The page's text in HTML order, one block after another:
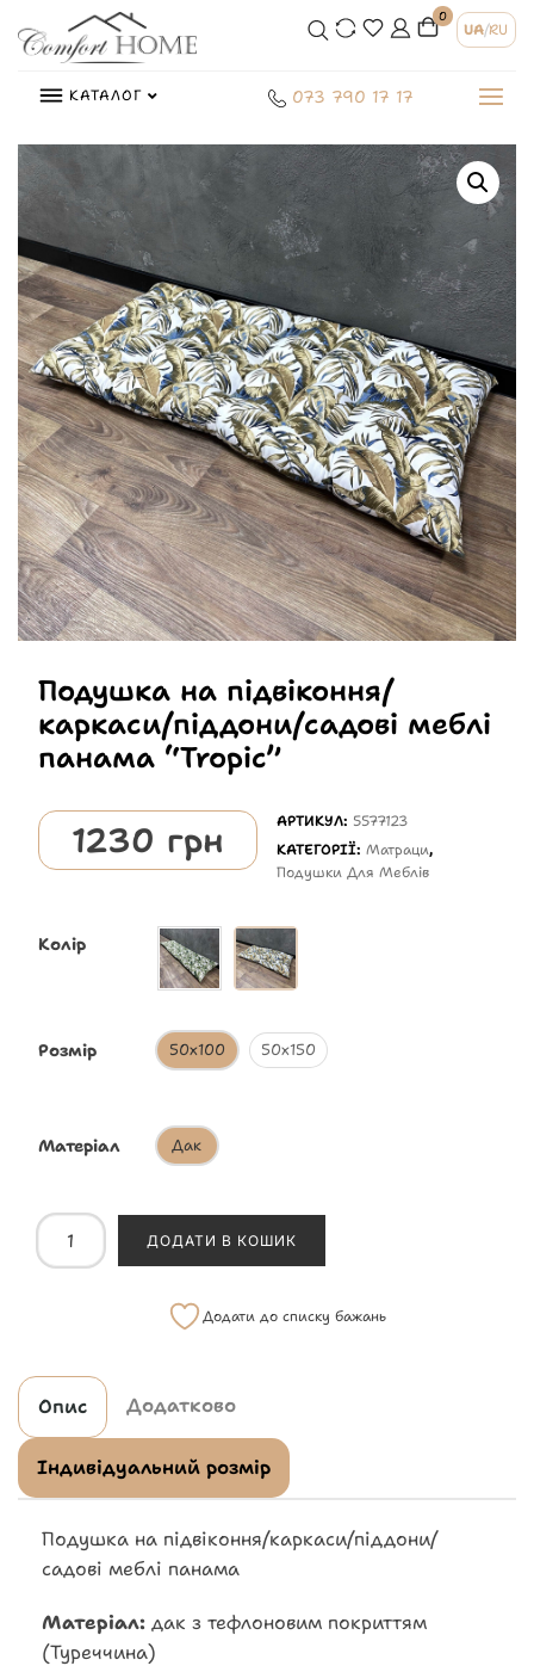
0
UA/RU
КАТАЛОГ 073 790 17 17
Подушка на підвіконня/
каркаси/піддони/садові меблі
панама “Tropic”
1230 грн АРТИКУЛ: 5577123
КАТЕГОРІЇ:Матраци,
Подушки Для Меблів
Колір
Розмір 50х100 50х150
Матеріал Дак
ДОДАТИ В КОШИК
Додати до списку бажань
Опис Додатково
Індивідуальний розмір
Подушка на підвіконня/каркаси/піддони/
садові меблі панама
Матеріал: дак з тефлоновим покриттям
(Туреччина)